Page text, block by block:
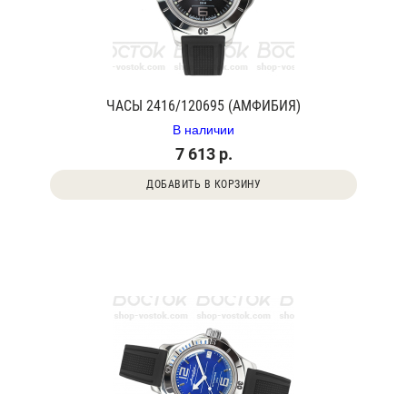
ЧАСЫ 2416/120695 (АМФИБИЯ)
В наличии
7 613 р.
ДОБАВИТЬ В КОРЗИНУ